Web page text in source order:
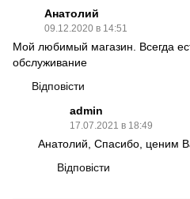
Анатолий
09.12.2020 в 14:51
Мой любимый магазин. Всегда
обслуживание
Відповісти
admin
17.07.2021 в 18:49
Анатолий, Спасибо, ценим
Відповісти